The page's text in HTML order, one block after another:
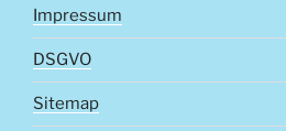
Impressum
DSGVO
Sitemap